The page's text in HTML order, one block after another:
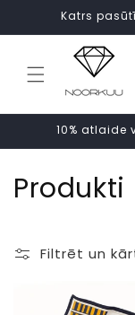
saturu
Katrs
10% atlaide
K
l
Produkti
Filtrēt un